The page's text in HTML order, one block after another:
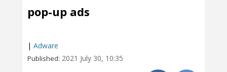
pop-up ads
| Adware
Published: 2021 July 30, 10:35